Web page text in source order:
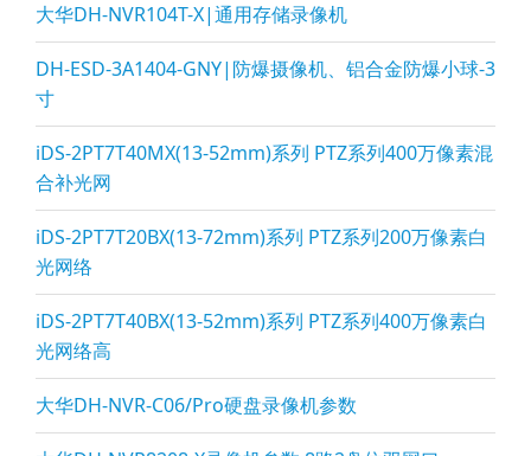
大华DH-NVR104T-X|通用存储录像机
DH-ESD-3A1404-GNY|防爆摄像机、铝合金防爆小球-3
寸
iDS-2PT7T40MX(13-52mm)系列 PTZ系列400万像素混
合补光网
iDS-2PT7T20BX(13-72mm)系列 PTZ系列200万像素白
光网络
iDS-2PT7T40BX(13-52mm)系列 PTZ系列400万像素白
光网络高
大华DH-NVR-C06/Pro硬盘录像机参数